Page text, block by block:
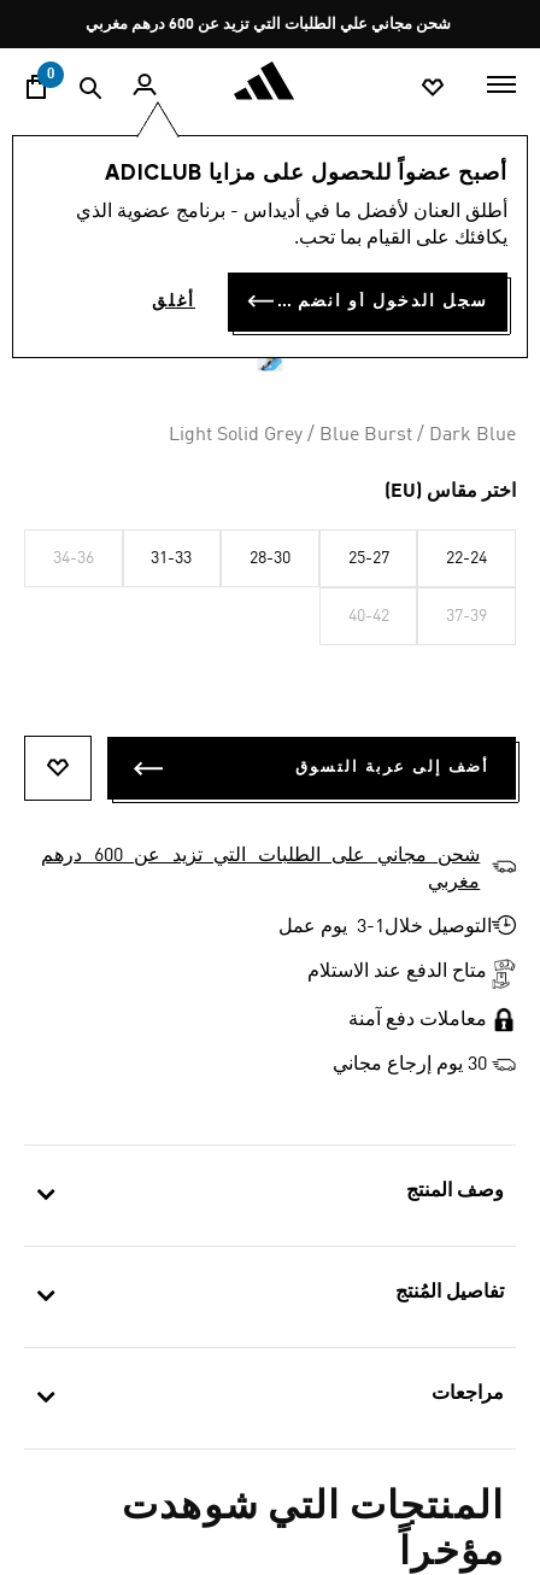
Pause
promotion
rotation
شحن مجاني علي الطلبات التي تزيد عن 600 درهم مغربي
0
أصبح عضواً للحصول على مزايا ADICLUB
أطلق العنان لأفضل ما في أديداس - برنامج عضوية الذي
يكافئك على القيام بما تحب.
سجل الدخول أو انضم الآن أغلق
وصف المنتج
تفاصيل المُنتج
مراجعات
المنتجات التي شوهدت
مؤخراً
الأطفال إكسسوارات
جوارب MINECRAFT YOUTH
من أديداس
MAD 249.00
Light Solid Grey / Blue Burst / Dark Blue
اختر مقاس (EU)
22-24
25-27
28-30
31-33
34-36
37-39
40-42
أضف إلى عربة التسوق
شحن مجاني على الطلبات التي تزيد عن 600 درهم
مغربي
التوصيل خلال1-3 يوم عمل
متاح الدفع عند الاستلام
معاملات دفع آمنة